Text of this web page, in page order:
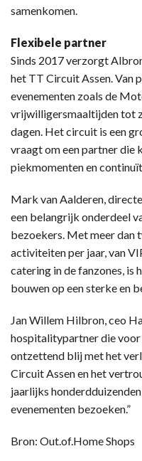
samenkomen.
Flexibele partner
Sinds 2017 verzorgt
het TT Circuit Assen. Van
evenementen zoals de
vrijwilligersmaaltijden tot
dagen. Het circuit is een
vraagt om een partner die
piekmomenten en
Mark van Aalderen,
een belangrijk onderdeel
bezoekers. Met meer dan
activiteiten per jaar, van
catering in de fanzones, is
bouwen op een sterke en
Jan Willem Hilbron, ceo
hospitalitypartner die
ontzettend blij met het
Circuit Assen en het
jaarlijks
evenementen bezoeken.”
Bron: Out.of.Home Shops